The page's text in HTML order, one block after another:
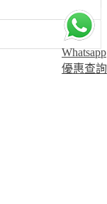
Whatsapp
優惠查詢